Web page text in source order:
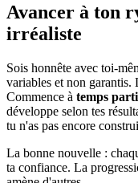
Avancer à ton
irréaliste
Sois honnête avec toi-
variables et non garantis.
Commence à temps
développe selon tes
tu n'as pas encore
La bonne nouvelle :
ta confiance. La